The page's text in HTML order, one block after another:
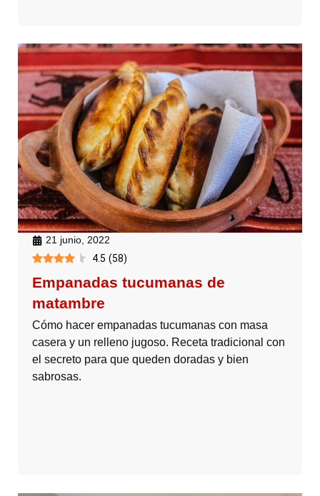
21 junio, 2022
4.5 (58)
Empanadas tucumanas de
matambre
Cómo hacer empanadas tucumanas con masa
casera y un relleno jugoso. Receta tradicional con
el secreto para que queden doradas y bien
sabrosas.